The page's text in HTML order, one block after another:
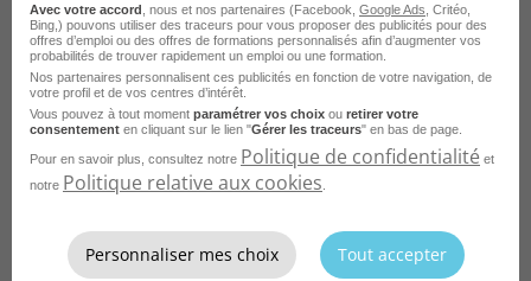
Cours Particuliers de Français H/F
Indépendant
Télétravail accepté
Les Sherpas
Avec votre accord , nous et nos partenaires (Facebook, Google Ads , Critéo,
Bing,) pouvons utiliser des traceurs pour vous proposer des publicités pour des
offres d’emploi ou des offres de formations personnalisés afin d’augmenter vos
probabilités de trouver rapidement un emploi ou une formation.
Nos partenaires personnalisent ces publicités en fonction de votre navigation, de
votre profil et de vos centres d’intérêt.
Vous pouvez à tout moment paramétrer vos choix ou retirer votre
consentement en cliquant sur le lien "Gérer les traceurs" en bas de page.
Pour en savoir plus, consultez notre Politique de confidentialité et
notre Politique relative aux cookies
Personnaliser mes choix Tout accepter